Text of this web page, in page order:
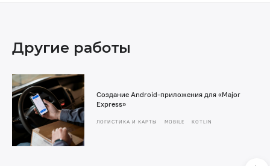
Другие работы
Создание Android-приложения для «Major
Express»
ЛОГИСТИКА И КАРТЫ MOBILE KOTLIN